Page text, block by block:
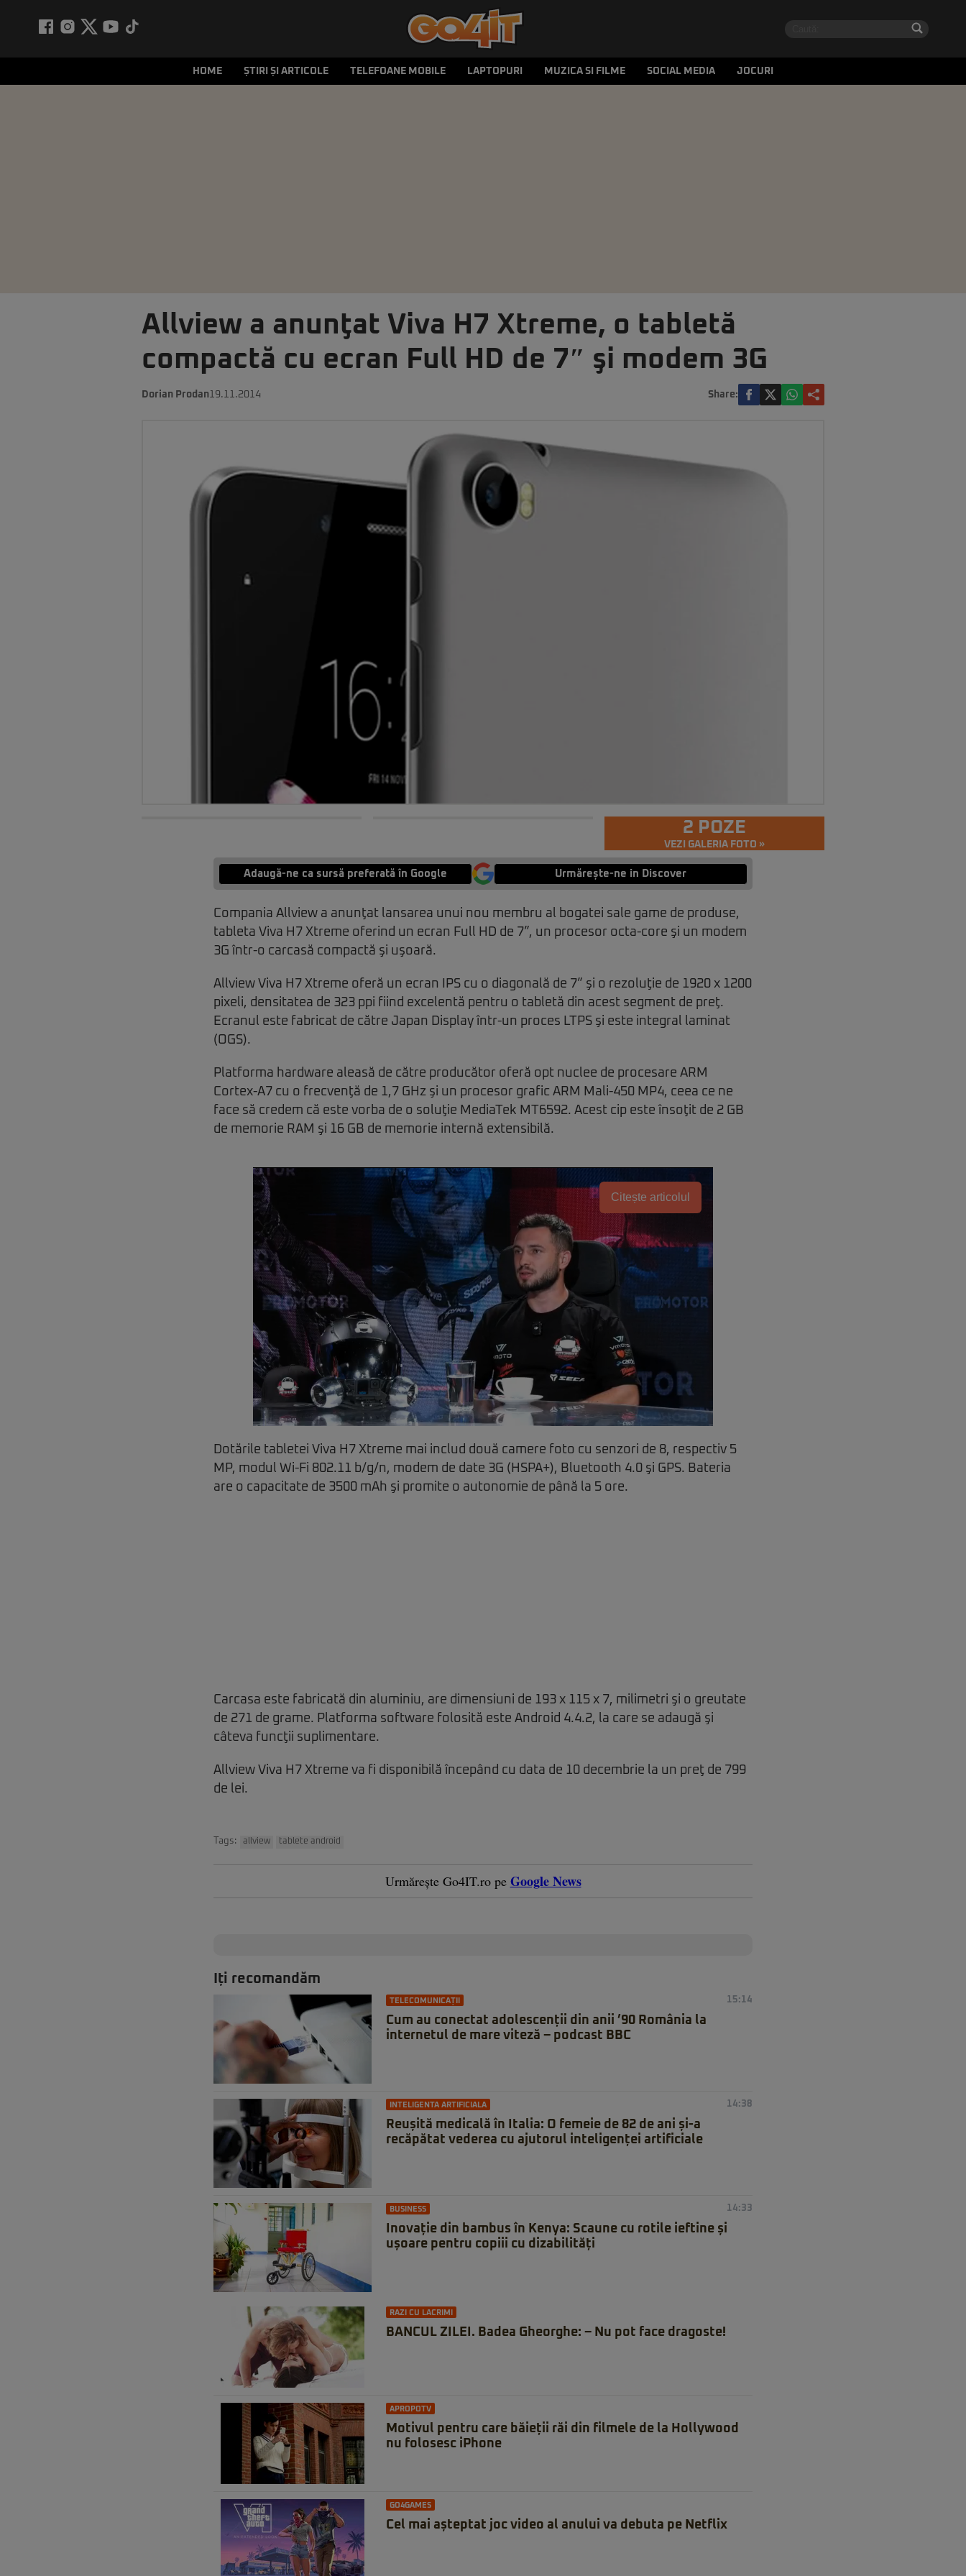
HOME ȘTIRI ȘI ARTICOLE TELEFOANE MOBILE LAPTOPURI MUZICA SI FILME SOCIAL MEDIA JOCURI
Allview a anunţat Viva H7 Xtreme, o tabletă
compactă cu ecran Full HD de 7″ şi modem 3G
Dorian Prodan19.11.2014 Share:
2 POZE
VEZI GALERIA FOTO »
Adaugă-ne ca sursă preferată în Google Urmărește-ne in Discover
Compania Allview a anunţat lansarea unui nou membru al bogatei sale game de produse,
tableta Viva H7 Xtreme oferind un ecran Full HD de 7”, un procesor octa-core şi un modem
3G într-o carcasă compactă şi uşoară.
Allview Viva H7 Xtreme oferă un ecran IPS cu o diagonală de 7” şi o rezoluţie de 1920 x 1200
pixeli, densitatea de 323 ppi fiind excelentă pentru o tabletă din acest segment de preţ.
Ecranul este fabricat de către Japan Display într-un proces LTPS şi este integral laminat
(OGS).
Platforma hardware aleasă de către producător oferă opt nuclee de procesare ARM
Cortex-A7 cu o frecvenţă de 1,7 GHz şi un procesor grafic ARM Mali-450 MP4, ceea ce ne
face să credem că este vorba de o soluţie MediaTek MT6592. Acest cip este însoţit de 2 GB
de memorie RAM şi 16 GB de memorie internă extensibilă.
Citește articolul
Dotările tabletei Viva H7 Xtreme mai includ două camere foto cu senzori de 8, respectiv 5
MP, modul Wi-Fi 802.11 b/g/n, modem de date 3G (HSPA+), Bluetooth 4.0 şi GPS. Bateria
are o capacitate de 3500 mAh şi promite o autonomie de până la 5 ore.
Carcasa este fabricată din aluminiu, are dimensiuni de 193 x 115 x 7, milimetri şi o greutate
de 271 de grame. Platforma software folosită este Android 4.4.2, la care se adaugă şi
câteva funcţii suplimentare.
Allview Viva H7 Xtreme va fi disponibilă începând cu data de 10 decembrie la un preţ de 799
de lei.
Tags: allview tablete android
Urmărește Go4IT.ro pe Google News
Iți recomandăm
TELECOMUNICAȚII 15:14
Cum au conectat adolescenții din anii ’90 România la
internetul de mare viteză – podcast BBC
INTELIGENTA ARTIFICIALA 14:38
Reușită medicală în Italia: O femeie de 82 de ani și-a
recăpătat vederea cu ajutorul inteligenței artificiale
BUSINESS 14:33
Inovație din bambus în Kenya: Scaune cu rotile ieftine și
ușoare pentru copiii cu dizabilități
RAZI CU LACRIMI
BANCUL ZILEI. Badea Gheorghe: – Nu pot face dragoste!
APROPOTV
Motivul pentru care băieții răi din filmele de la Hollywood
nu folosesc iPhone
GO4GAMES
Cel mai așteptat joc video al anului va debuta pe Netflix